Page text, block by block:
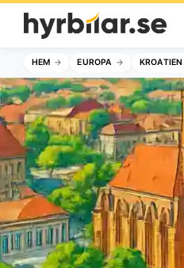
HEM EUROPA KROATIEN